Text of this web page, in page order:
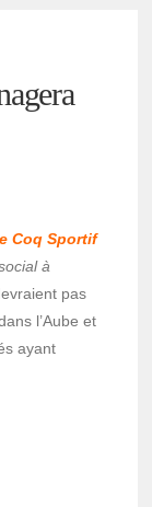
Coq Sportif
à
pas
l’Aube et
ayant